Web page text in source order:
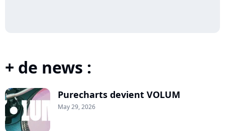
+ de news :
Purecharts devient VOLUM
May 29, 2026